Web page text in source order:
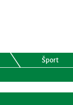
Šport